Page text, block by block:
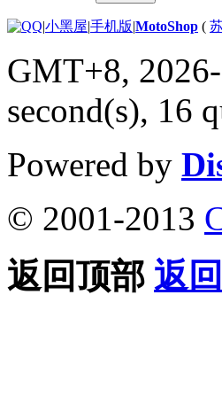
|小黑屋|手机版|MotoShop (
GMT+8,
second(s), 16
Powered by
© 2001-2013
返回顶部 返